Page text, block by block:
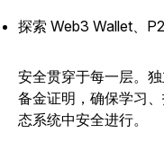
探索 Web3 Wallet、
安全贯穿于每一层。
备金证明，确保学习
态系统中安全进行。